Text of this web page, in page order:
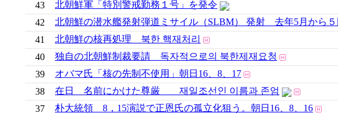
43
北朝鮮軍「特別警戒勤務１号」を発令
42
北朝鮮の潜水艦発射弾道ミサイル（SLBM） 発射 去年5月から
41
北朝鮮の核再処理 북한 핵재처리
40
独自の北朝鮮制裁要請 독자적으로의 북한제재요청
39
オバマ氏「核の先制不使用」朝日16、8、17
38
在日 名前にかけた尊厳 재일조선인 이름과 존엄
37
朴大統領 8，15演説で正恩氏の孤立化狙う。朝日16、8、16